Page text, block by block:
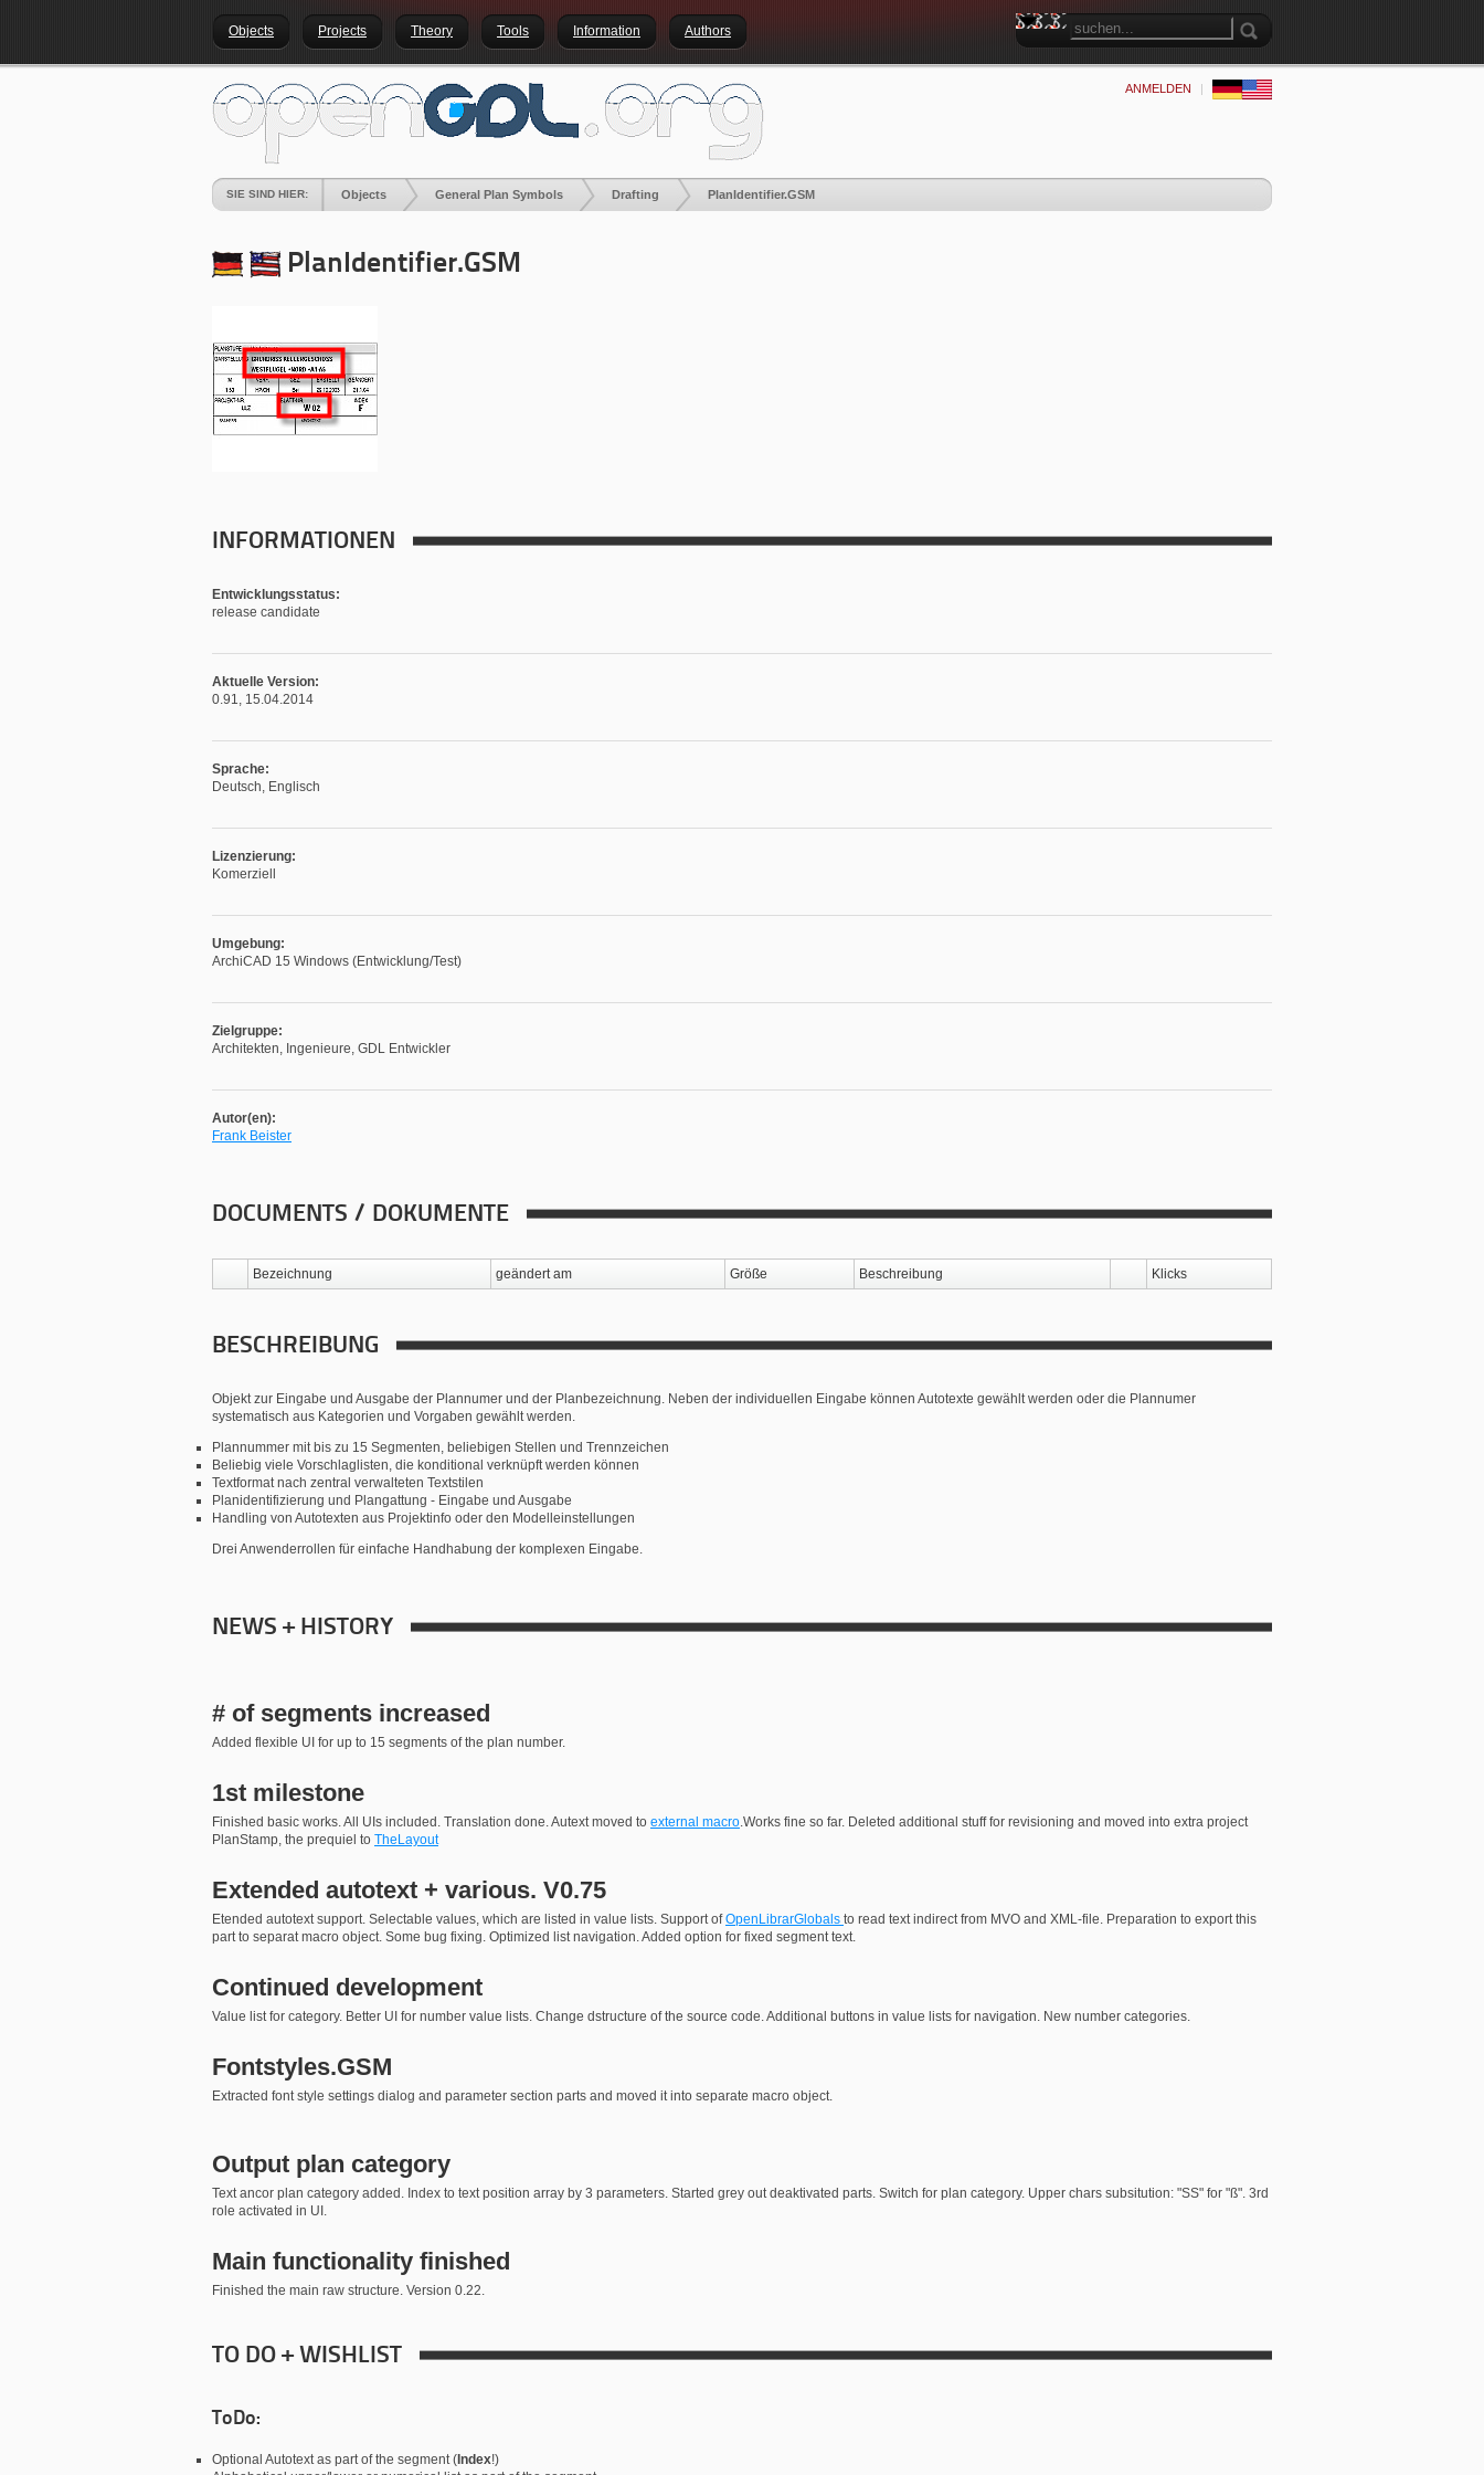
Objects Projects Theory Tools Information Authors
ANMELDEN |
SIE SIND HIER: Objects General Plan Symbols Drafting PlanIdentifier.GSM
PlanIdentifier.GSM
INFORMATIONEN
Entwicklungsstatus:
release candidate
Aktuelle Version:
0.91, 15.04.2014
Sprache:
Deutsch, Englisch
Lizenzierung:
Komerziell
Umgebung:
ArchiCAD 15 Windows (Entwicklung/Test)
Zielgruppe:
Architekten, Ingenieure, GDL Entwickler
Autor(en):
Frank Beister
DOCUMENTS / DOKUMENTE
Bezeichnung geändert am Größe Beschreibung Klicks
BESCHREIBUNG
Objekt zur Eingabe und Ausgabe der Plannumer und der Planbezeichnung. Neben der individuellen Eingabe können Autotexte gewählt werden oder die Plannumer
systematisch aus Kategorien und Vorgaben gewählt werden.
Plannummer mit bis zu 15 Segmenten, beliebigen Stellen und Trennzeichen
Beliebig viele Vorschlaglisten, die konditional verknüpft werden können
Textformat nach zentral verwalteten Textstilen
Planidentifizierung und Plangattung - Eingabe und Ausgabe
Handling von Autotexten aus Projektinfo oder den Modelleinstellungen
Drei Anwenderrollen für einfache Handhabung der komplexen Eingabe.
NEWS + HISTORY
# of segments increased
Added flexible UI for up to 15 segments of the plan number.
1st milestone
Finished basic works. All UIs included. Translation done. Autext moved to external macro.Works fine so far. Deleted additional stuff for revisioning and moved into extra project
PlanStamp, the prequiel to TheLayout
Extended autotext + various. V0.75
Etended autotext support. Selectable values, which are listed in value lists. Support ofOpenLibrarGlobals to read text indirect from MVO and XML-file. Preparation to export this
part to separat macro object. Some bug fixing. Optimized list navigation. Added option for fixed segment text.
Continued development
Value list for category. Better UI for number value lists. Change dstructure of the source code. Additional buttons in value lists for navigation. New number categories.
Fontstyles.GSM
Extracted font style settings dialog and parameter section parts and moved it into separate macro object.
Output plan category
Text ancor plan category added. Index to text position array by 3 parameters. Started grey out deaktivated parts. Switch for plan category. Upper chars subsitution: "SS" for "ß". 3rd
role activated in UI.
Main functionality finished
Finished the main raw structure. Version 0.22.
TO DO + WISHLIST
ToDo:
Optional Autotext as part of the segment ( Index!)